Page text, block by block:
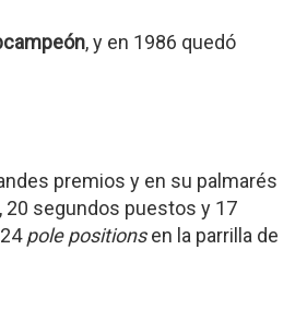
, y en 1986 quedó
premios y en su palmarés
20 segundos puestos y 17
pole positionsen la parrilla de